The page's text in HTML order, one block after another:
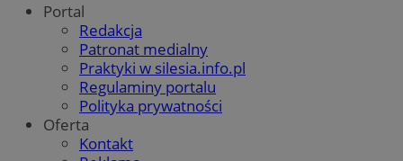
Portal
Redakcja
Patronat medialny
Praktyki w silesia.info.pl
Regulaminy portalu
Polityka prywatności
Oferta
Kontakt